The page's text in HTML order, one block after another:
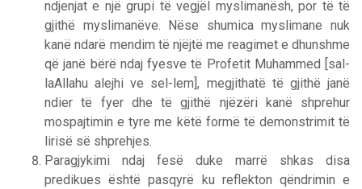
ndjenjat e një grupi të vegjël myslimanësh, por të të
gjithë myslimanëve. Nëse shumica myslimane nuk
kanë ndarë mendim të njëjtë me reagimet e dhunshme
që janë bërë ndaj fyesve të Profetit Muhammed [sal-
laAllahu alejhi ve sel-lem], megjithatë të gjithë janë
ndier të fyer dhe të gjithë njëzëri kanë shprehur
mospajtimin e tyre me këtë formë të demonstrimit të
lirisë së shprehjes.
Paragjykimi ndaj fesë duke marrë shkas disa
predikues është pasqyrë ku reflekton qëndrimin e